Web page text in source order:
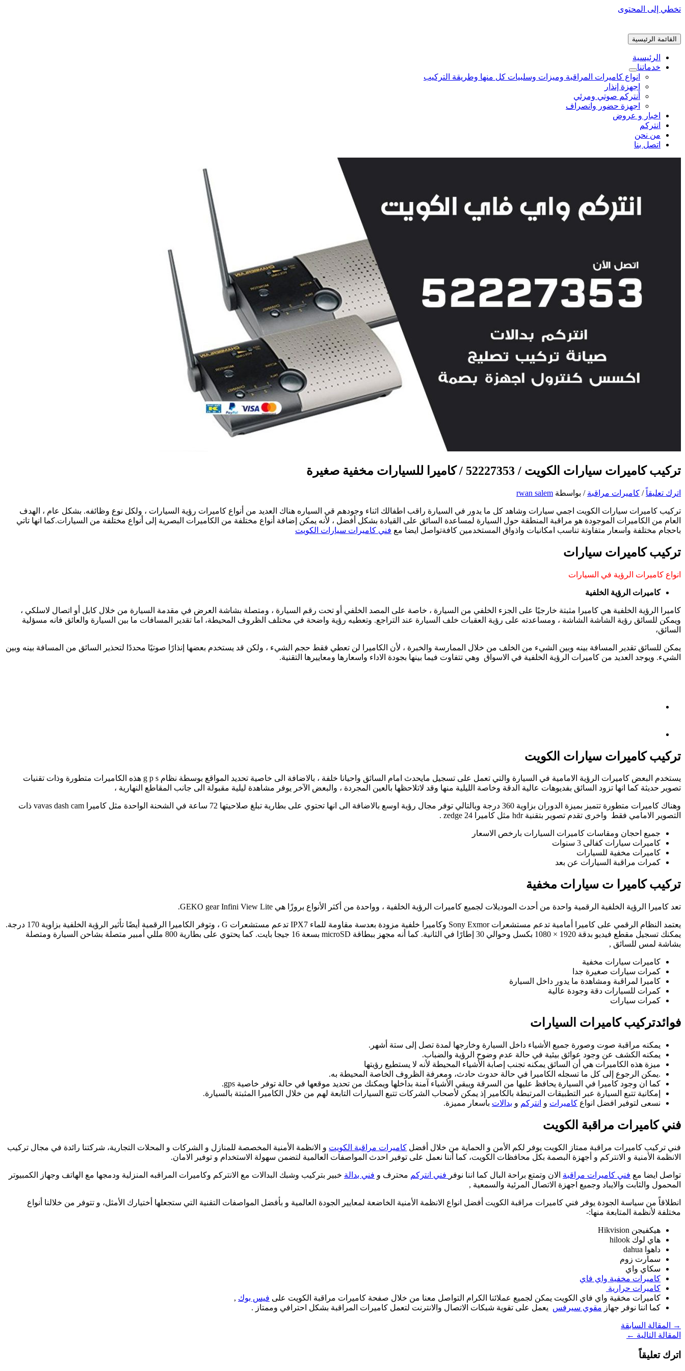
تخطي إلى المحتوى
القائمة الرئيسية
الرئيسية
خدماتنا
انواع كاميرات المراقبة وميزات وسلبيات كل منها وطريقة التركيب
اجهزة إنذار
أنتركم صوتي ومرئي
اجهزة حضور وانصراف
اخبار و عروض
انتركم
من نحن
اتصل بنا
تركيب كاميرات سيارات الكويت / 52227353 / كاميرا للسيارات مخفية صغيرة
اترك تعليقاً / كاميرات مراقبة / بواسطة rwan salem
تركيب كاميرات سيارات الكويت اجمي سيارات وشاهد كل ما يدور في السيارة راقب اطفالك اثناء وجودهم قي السياره هناك العديد من أنواع كاميرات رؤية السيارات ، ولكل نوع وظائفه. بشكل عام ، الهدف
العام من الكاميرات الموجودة هو مراقبة المنطقة حول السيارة لمساعدة السائق على القيادة بشكل أفضل ، لأنه يمكن إضافة أنواع مختلفة من الكاميرات البصرية إلى أنواع مختلفة من السيارات.كما انها تاتي
باحجام مختلفة واسعار متفاوتة تناسب امكانيات واذواق المستخدمين كافةتواصل ايضا مع فني كاميرات سيارات الكويت
تركيب كاميرات سيارات
انواع كاميرات الرؤية في السيارات
كاميرات الرؤية الخلفية
كاميرا الرؤية الخلفية هي كاميرا مثبتة خارجيًا على الجزء الخلفي من السيارة ، خاصة على المصد الخلفي أو تحت رقم السيارة ، ومتصلة بشاشة العرض في مقدمة السيارة من خلال كابل أو اتصال لاسلكي ،
ويمكن للسائق رؤية الشاشة الشاشة ، ومساعدته على رؤية العقبات خلف السيارة عند التراجع. وتعطيه رؤية واضحة في مختلف الظروف المحيطة، اما تقدير المسافات ما بين السيارة والعائق فانه مسؤلية
السائق،
يمكن للسائق تقدير المسافة بينه وبين الشيء من الخلف من خلال الممارسة والخبرة ، لأن الكاميرا لن تعطي فقط حجم الشيء ، ولكن قد يستخدم بعضها إنذارًا صوتيًا محددًا لتحذير السائق من المسافة بينه وبين
الشيء. ويوجد العديد من كاميرات الرؤية الخلفية في الاسواق وهي تتفاوت فيما بينها بجودة الاداء واسعارها ومعاييرها التقنية.
تركيب كاميرات سيارات الكويت
يستخدم البعض كاميرات الرؤية الامامية في السيارة والتي تعمل على تسجيل مايحدث امام السائق واحيانا خلفة ، بالاضافة الى خاصية تحديد المواقع بوسطة نظام g p s هذه الكاميرات متطورة وذات تقنيات
تصوير حديثة كما انها تزود السائق بفديوهات عالية الدقة وخاصة الليلية منها وقد لاتلاحظها بالعين المجردة ، والبعض الآخر يوفر مشاهدة ليلية مقبولة الى جانب المقاطع النهارية ،
وهناك كاميرات متطورة تتميز بميزة الدوران بزاوية 360 درجة وبالتالي توفر مجال رؤية اوسع بالاضافة الى انها تحتوي على بطارية تبلغ صلاحيتها 72 ساعة في الشحنة الواحدة مثل كاميرا vavas dash cam ذات
التصوير الامامي فقط واخرى تقدم تصوير بتقنية hdr مثل كاميرا zedge 24 .
جميع احجان ومقاسات كاميرات السيارات بارخص الاسعار
كاميرات سيارات كفالى 3 سنوات
كاميرات مخفية للسيارات
كمرات مراقبة السيارات عن بعد
تركيب كاميرا ت سيارات مخفية
تعد كاميرا الرؤية الخلفية الرقمية واحدة من أحدث الموديلات لجميع كاميرات الرؤية الخلفية ، وواحدة من أكثر الأنواع بروزًا هي GEKO gear Infini View Lite.
يعتمد النظام الرقمي على كاميرا أمامية تدعم مستشعرات Sony Exmor وكاميرا خلفية مزودة بعدسة مقاومة للماء IPX7 تدعم مستشعرات G ، وتوفر الكاميرا الرقمية أيضًا تأثير الرؤية الخلفية بزاوية 170 درجة.
يمكنك تسجيل مقطع فيديو بدقة 1920 × 1080 بكسل وحوالي 30 إطارًا في الثانية. كما أنه مجهز ببطاقة microSD بسعة 16 جيجا بايت. كما يحتوي على بطارية 800 مللي أمبير متصلة بشاحن السيارة ومتصلة
بشاشة لمس للسائق ,
كاميرات سيارات مخفية
كمرات سيارات صغيرة جدا
كاميرا لمراقبة ومشاهدة ما يدور داخل السيارة
كمرات للسيارات دقة وجودة عالية
كمرات سيارات
فوائدتركيب كاميرات السيارات
يمكنه مراقبة صوت وصورة جميع الأشياء داخل السيارة وخارجها لمدة تصل إلى ستة أشهر.
يمكنه الكشف عن وجود عوائق بيئية في حالة عدم وضوح الرؤية والضباب.
ميزة هذه الكاميرات هي أن السائق يمكنه تجنب إصابة الأشياء المحيطة لأنه لا يستطيع رؤيتها
.يمكن الرجوع إلى كل ما تسجله الكاميرا في حالة حدوث حادث، ومعرفة الظروف الخاصة المحيطة به.
كما ان وجود كاميرا في السيارة يحافظ عليها من السرقة ويبقي الأشياء آمنة بداخلها ويمكنك من تحديد موقعها في حالة توفر خاصية gps.
إمكانية تتبع السيارة عبر التطبيقات المرتبطة بالكامير إذ يمكن لأصحاب الشركات تتبع السيارات التابعة لهم من خلال الكاميرا المثبتة بالسيارة.
نسعى لتوفير افضل انواع كاميرات و انتركم و بدالات باسعار مميزة.
فني كاميرات مراقبة الكويت
فني تركيب كاميرات مراقبة ممتاز الكويت يوفر لكم الأمن و الحماية من خلال أفضل كاميرات مراقبة الكويت و الانظمة الأمنية المخصصة للمنازل و الشركات و المحلات التجارية، شركتنا رائدة في مجال تركيب
الانظمة الأمنية و الانتركم و أجهزة البصمة بكل محافظات الكويت، كما أننا نعمل على توفير احدث المواصفات العالمية لتضمن سهولة الاستخدام و توفير الامان.
تواصل ايضا مع فني كاميرات مراقبة الان وتمتع براحة البال كما اننا نوفر فني انتركم محترف و فني بدالة خبير بتركيب وشبك البدالات مع الانتركم وكاميرات المراقبه المنزلية ودمجها مع الهاتف وجهاز الكمبيوتر
المحمول والثابت والايباد وجميع اجهزة الاتصال المرئية والسمعية ,
انطلاقاً من سياسة الجودة يوفر فني كاميرات مراقبة الكويت أفضل انواع الانظمة الأمنية الخاضعة لمعايير الجودة العالمية و بأفضل المواصفات التقنية التي ستجعلها أختيارك الأمثل، و تتوفر من خلالنا أنواع
مختلفة لأنظمة المتابعة منها:-
هيكفيجن Hikvision
هاي لوك hilook
داهوا dahua
سمارت زوم
سكاي واي
كاميرات مخفية واي فاي
كاميرات حرارية
كاميرات مخقية واي فاي الكويت يمكن لجميع عملائنا الكرام التواصل معنا من خلال صفحة كاميرات مراقبة الكويت على فيس بوك ,
كما اننا نوفر جهاز مقوي سيرفس يعمل على تقوية شبكات الاتصال والانترنت لتعمل كاميرات المراقبة بشكل احترافي وممتاز .
→
المقالة السابقة
المقالة التالية ←
اترك تعليقاً